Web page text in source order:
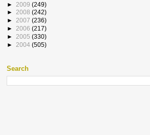
► 2009 (249)
► 2008 (242)
► 2007 (236)
► 2006 (217)
► 2005 (330)
► 2004 (505)
Search